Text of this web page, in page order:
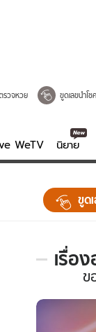
รวจหวย ขูดเลขนำโชค
WeTV นิยาย
ขูด
เรื่อ
เรื่อง
ใน
รอบ
ข